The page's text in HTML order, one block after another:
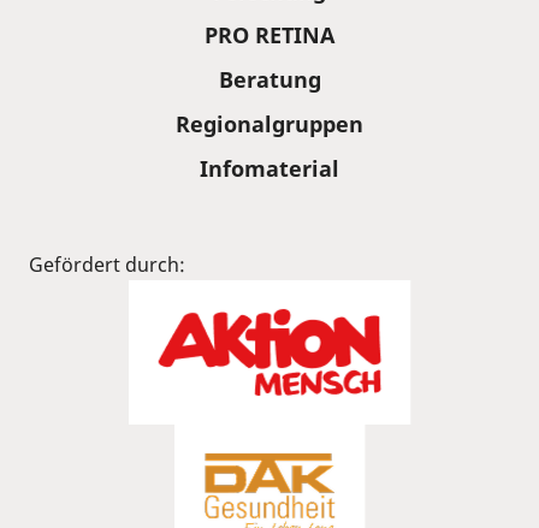
PRO RETINA
Beratung
Regionalgruppen
Infomaterial
Gefördert durch: